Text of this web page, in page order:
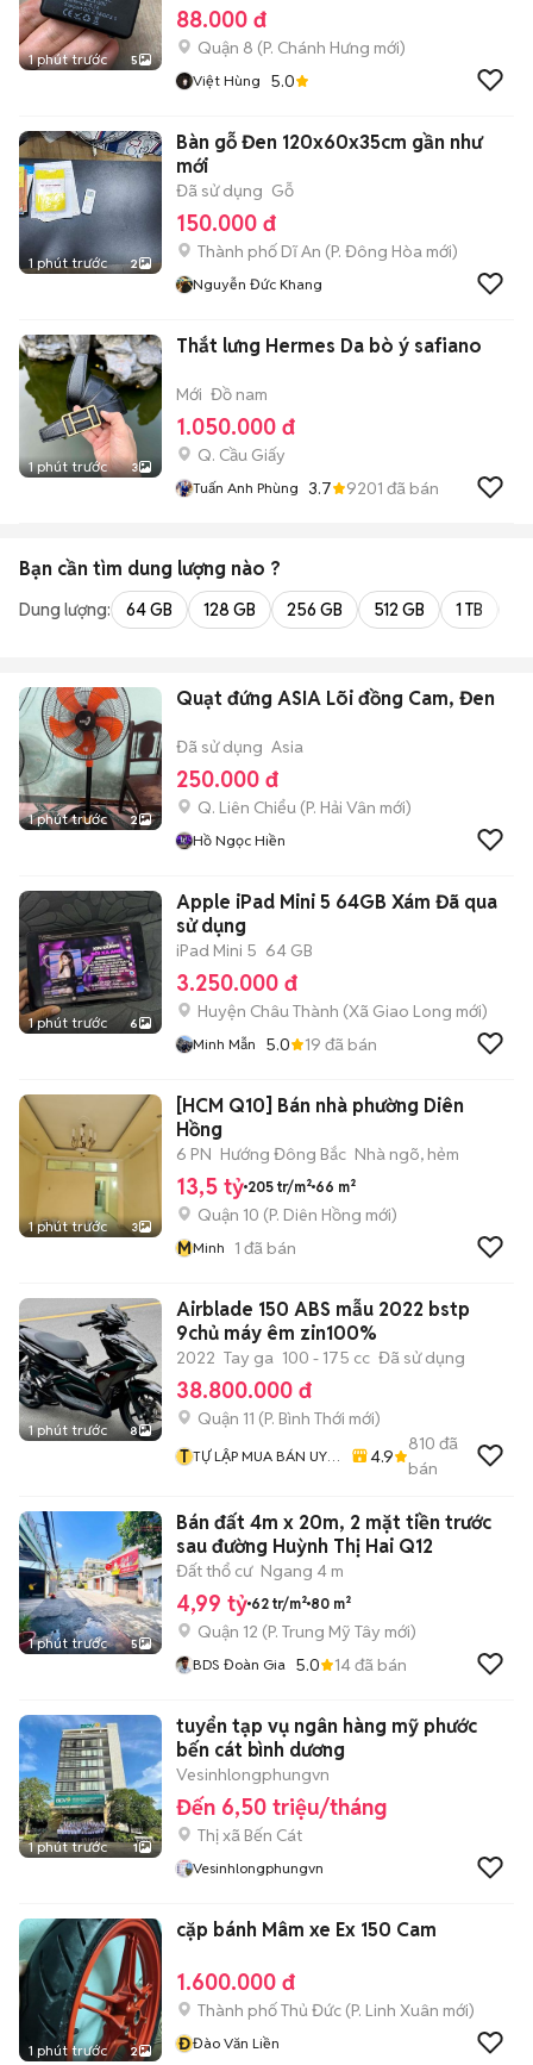
1 phút trước 5
88.000 đ
Quận 8 (P. Chánh Hưng mới)
Việt Hùng 5.0
1 phút trước 2
Bàn gỗ Đen 120x60x35cm gần như
mới
Đã sử dụng Gỗ
150.000 đ
Thành phố Dĩ An (P. Đông Hòa mới)
Nguyễn Đức Khang
1 phút trước 3
Thắt lưng Hermes Da bò ý safiano
Mới Đồ nam
1.050.000 đ
Q. Cầu Giấy
Tuấn Anh Phùng 3.7 9201 đã bán
Bạn cần tìm dung lượng nào ?
Dung lượng: 64 GB 128 GB 256 GB 512 GB 1 TB
1 phút trước 2
Quạt đứng ASIA Lõi đồng Cam, Đen
Đã sử dụng Asia
250.000 đ
Q. Liên Chiểu (P. Hải Vân mới)
Hồ Ngọc Hiền
1 phút trước 6
Apple iPad Mini 5 64GB Xám Đã qua
sử dụng
iPad Mini 5 64 GB
3.250.000 đ
Huyện Châu Thành (Xã Giao Long mới)
Minh Mẫn 5.0 19 đã bán
1 phút trước 3
[HCM Q10] Bán nhà phường Diên
Hồng
6 PN Hướng Đông Bắc Nhà ngõ, hẻm
13,5 tỷ 205 tr/m² 66 m²
Quận 10 (P. Diên Hồng mới)
MMinh 1 đã bán
1 phút trước 8
Airblade 150 ABS mẫu 2022 bstp
9chủ máy êm zin100%
2022 Tay ga 100 - 175 cc Đã sử dụng
38.800.000 đ
Quận 11 (P. Bình Thới mới)
T TỰ LẬP MUA BÁN UY
4.9
810 đã
bán
1 phút trước 5
Bán đất 4m x 20m, 2 mặt tiền trước
sau đường Huỳnh Thị Hai Q12
Đất thổ cư Ngang 4 m
4,99 tỷ 62 tr/m² 80 m²
Quận 12 (P. Trung Mỹ Tây mới)
BDS Đoàn Gia 5.0 14đã bán
1 phút trước 1
tuyển tạp vụ ngân hàng mỹ phước
bến cát bình dương
Vesinhlongphungvn
Đến 6,50 triệu/tháng
Thị xã Bến Cát
Vesinhlongphungvn
1 phút trước 2
cặp bánh Mâm xe Ex 150 Cam
1.600.000 đ
Thành phố Thủ Đức (P. Linh Xuân mới)
ĐĐào Văn Liền